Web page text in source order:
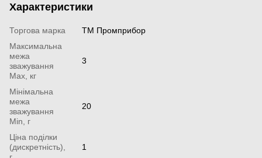
Характеристики
Торгова марка
ТМ Промприбор
Максимальна
межа
зважування
Мах, кг
3
Мінімальна
межа
зважування
Min, г
20
Ціна поділки
(дискретність),
1